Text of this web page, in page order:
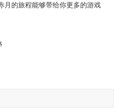
月的旅程能够带给你更多的游戏